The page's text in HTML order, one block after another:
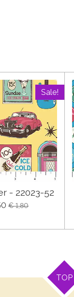
Sale!
- 22023-52
€ 1,80
TOP